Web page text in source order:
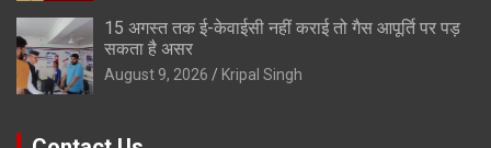
15 अगस्त तक ई-केवाईसी नहीं कराई तो गैस आपूर्ति पर पड़
सकता है असर
August 9, 2026 Kripal Singh